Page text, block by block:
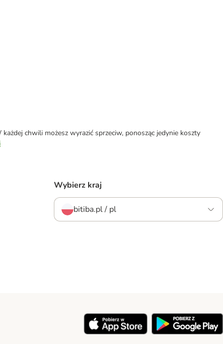
chwili możesz wyrazić sprzeciw, ponosząc jedynie koszty
Wybierz kraj
bitiba.pl / pl